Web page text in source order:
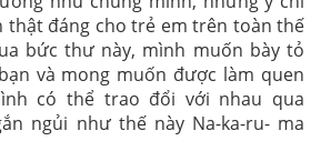
thật đáng cho trẻ em trên toàn thế
bức thư này, mình muốn bày tỏ
và mong muốn được làm quen
có thể trao đổi với nhau qua
ngủi như thế này Na-ka-ru- ma